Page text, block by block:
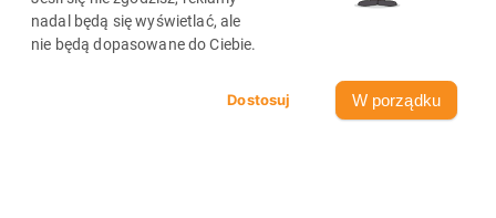
nadal będą się wyświetlać, ale
nie będą dopasowane do Ciebie.
W porządku